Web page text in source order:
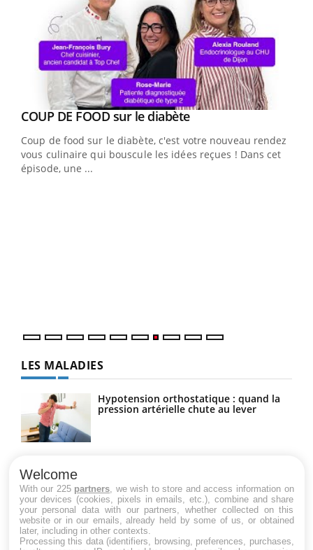
Youtube
COUP DE FOOD sur le diabèteYoutube
Coup de food sur le diabète, c'est votre nouveau rendez-
vous culinaire qui bouscule les idées reçues ! Dans cet
épisode, une ...
LES MALADIES
Hypotension orthostatique : quand la
pression artérielle chute au lever
Maladie de Charcot (Sclérose latérale
amyotrophique)
Welcome
With our 225 partners , we wish to store and access information on
your devices (cookies, pixels in emails, etc.), combine and share
your personal data with our partners, whether collected on this
website or in our emails, already held by some of us, or obtained
later, including in other contexts.
Processing this data (identifiers, browsing, preferences, purchases,